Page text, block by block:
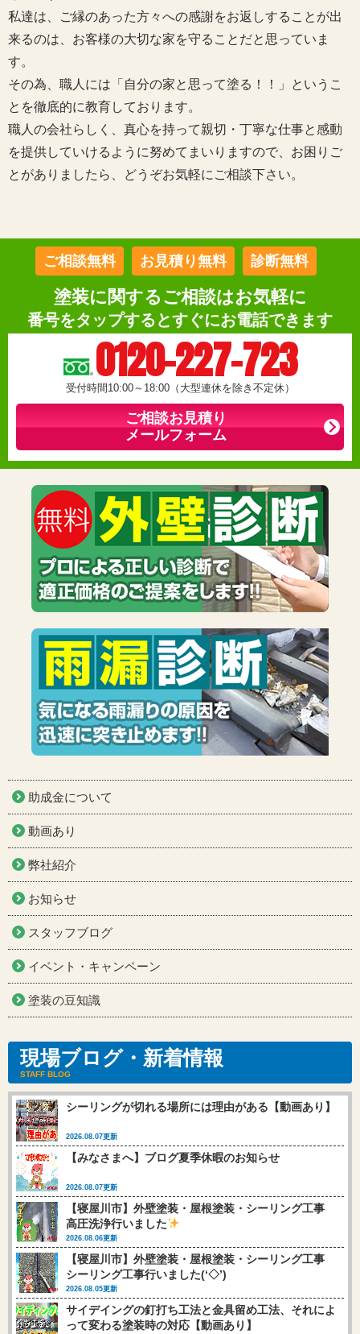
私達は、ご縁のあった方々への感謝をお返しすることが出
来るのは、お客様の大切な家を守ることだと思っていま
す。
その為、職人には「自分の家と思って塗る！！」というこ
とを徹底的に教育しております。
職人の会社らしく、真心を持って親切・丁寧な仕事と感動
を提供していけるように努めてまいりますので、お困りご
とがありましたら、どうぞお気軽にご相談下さい。
ご相談無料 お見積り無料 診断無料
塗装に関するご相談はお気軽に
番号をタップするとすぐにお電話できます
0120-227-723
受付時間10:00～18:00（大型連休を除き不定休）
ご相談お見積り
メールフォーム
助成金について
動画あり
弊社紹介
お知らせ
スタッフブログ
イベント・キャンペーン
塗装の豆知識
現場ブログ・新着情報
STAFF BLOG
シーリングが切れる場所には理由がある【動画あり】
2026.08.07更新
【みなさまへ】ブログ夏季休暇のお知らせ
2026.08.07更新
【寝屋川市】外壁塗装・屋根塗装・シーリング工事
高圧洗浄行いました
2026.08.06更新
【寝屋川市】外壁塗装・屋根塗装・シーリング工事
シーリング工事行いました(‘◇’)ゞ
2026.08.05更新
サイデイングの釘打ち工法と金具留め工法、それによ
って変わる塗装時の対応【動画あり】